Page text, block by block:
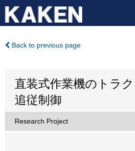
Back to previous page
直装式作業機のトラ
追従制御
Research Project